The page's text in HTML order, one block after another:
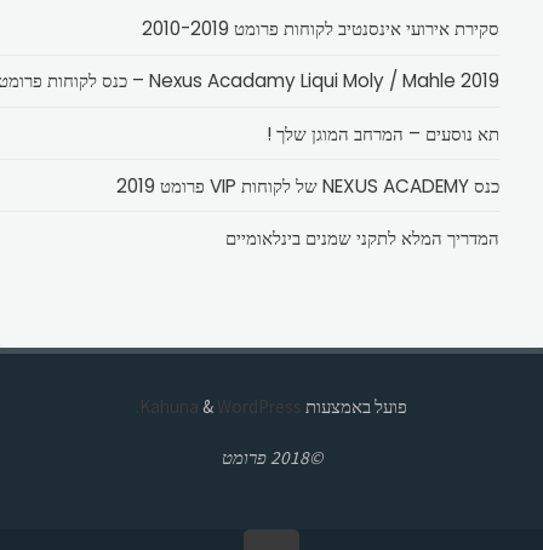
סקירת אירועי אינסנטיב לקוחות פרומט 2010-2019
Nexus Acadamy Liqui Moly / Mahle 2019 – כנס לקוחות פרומט
תא נוסעים – המרחב המוגן שלך !
כנס NEXUS ACADEMY של לקוחות VIP פרומט 2019
המדריך המלא לתקני שמנים בינלאומיים
פועל באמצעות & WordPress.
©2018 פרומט